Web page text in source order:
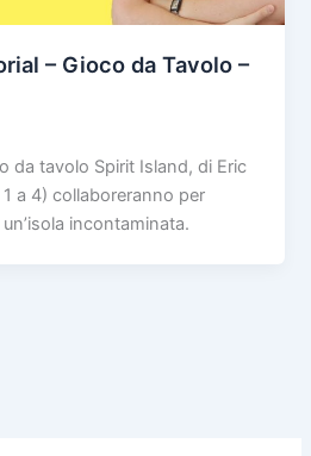
– Gioco da Tavolo –
da tavolo Spirit Island, di Eric
a 4) collaboreranno per
incontaminata.